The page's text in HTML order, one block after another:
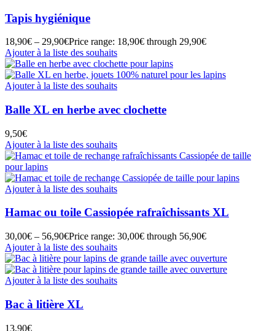
Tapis hygiénique
18,90€ – 29,90€Price range: 18,90€ through 29,90€
Ajouter à la liste des souhaits
Ajouter à la liste des souhaits
Balle XL en herbe avec clochette
9,50€
Ajouter à la liste des souhaits
Ajouter à la liste des souhaits
Hamac ou toile Cassiopée rafraîchissants XL
30,00€ – 56,90€Price range: 30,00€ through 56,90€
Ajouter à la liste des souhaits
Ajouter à la liste des souhaits
Bac à litière XL
13,90€